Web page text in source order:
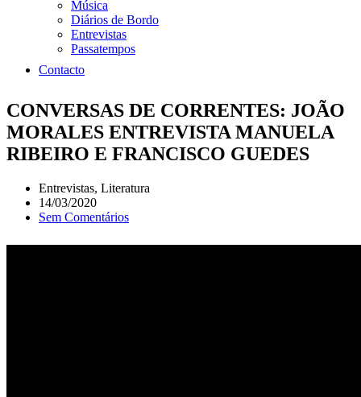
Música
Diários de Bordo
Entrevistas
Passatempos
Contacto
CONVERSAS DE CORRENTES: JOÃO
MORALES ENTREVISTA MANUELA
RIBEIRO E FRANCISCO GUEDES
Entrevistas, Literatura
14/03/2020
Sem Comentários